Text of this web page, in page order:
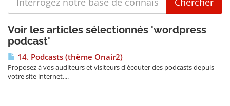
Voir les articles sélectionnés 'wordpress
podcast'
14. Podcasts (thème Onair2)
Proposez à vos auditeurs et visiteurs d'écouter des podcasts depuis
votre site internet....